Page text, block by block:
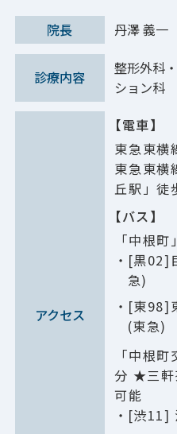
院長 丹澤 義一
診療内容
整形外科
ション科
アクセス
【電車】
東急東横
東急東横
丘駅」徒
【バス】
「中根
[黒02]
急)
[東98]
(東急)
「中根
分 ★三軒
可能
[渋11]